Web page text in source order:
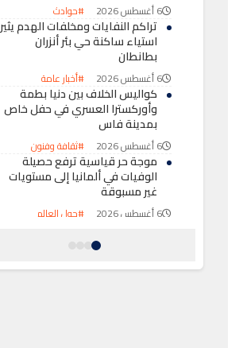
6 أغسطس 2026 #حوادث
تراكم النفايات ومخلفات الهدم يثير
استياء ساكنة حي بئر أنزران
بطانطان
6 أغسطس 2026 #أخبار عامة
كواليس الخلاف بين دنيا بطمة
وأوركسترا العسري في حفل خاص
بمدينة فاس
6 أغسطس 2026 #ثقافة وفنون
موجة حر قياسية ترفع حصيلة
الوفيات في ألمانيا إلى مستويات
غير مسبوقة
6 أغسطس 2026 #حول العالم
كأول أمريكي من أصول عربية يحجز